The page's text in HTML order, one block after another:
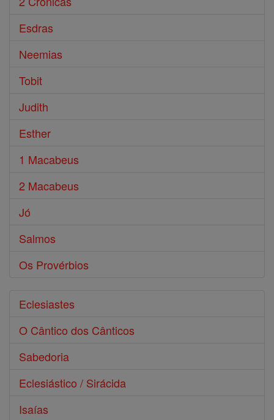
Esdras
Neemias
Tobit
Judith
Esther
1 Macabeus
2 Macabeus
Jó
Salmos
Os Provérbios
Eclesiastes
O Cântico dos Cânticos
Sabedoria
Eclesiástico / Sirácida
Isaías